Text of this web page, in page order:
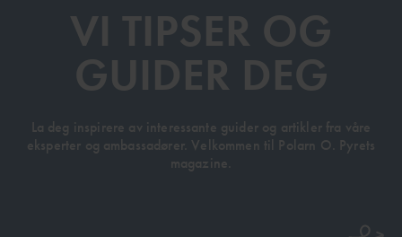
VI TIPSER OG
GUIDER DEG
La deg inspirere av interessante guider og artikler fra våre
eksperter og ambassadører. Velkommen til Polarn O. Pyrets
magazine.